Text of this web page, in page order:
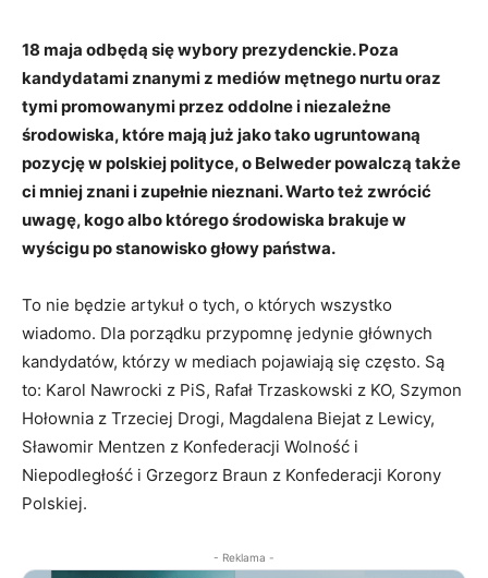
18 maja odbędą się wybory prezydenckie. Poza
kandydatami znanymi z mediów mętnego nurtu oraz
tymi promowanymi przez oddolne i niezależne
środowiska, które mają już jako tako ugruntowaną
pozycję w polskiej polityce, o Belweder powalczą także
ci mniej znani i zupełnie nieznani. Warto też zwrócić
uwagę, kogo albo którego środowiska brakuje w
wyścigu po stanowisko głowy państwa.
To nie będzie artykuł o tych, o których wszystko
wiadomo. Dla porządku przypomnę jedynie głównych
kandydatów, którzy w mediach pojawiają się często. Są
to: Karol Nawrocki z PiS, Rafał Trzaskowski z KO, Szymon
Hołownia z Trzeciej Drogi, Magdalena Biejat z Lewicy,
Sławomir Mentzen z Konfederacji Wolność i
Niepodległość i Grzegorz Braun z Konfederacji Korony
Polskiej.
- Reklama -